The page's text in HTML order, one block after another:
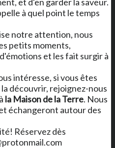
à quel point le temps
notre attention, nous
petits moments,
et les fait surgir à
intéresse, si vous êtes
découvrir, rejoignez-nous
la Maison de la Terre. Nous
échangeront autour des
Réservez dès